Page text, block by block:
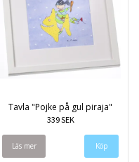
Tavla "Pojke på gul piraja"
339 SEK
Läs mer